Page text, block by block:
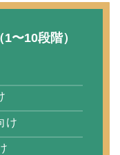
〜10段階）
け